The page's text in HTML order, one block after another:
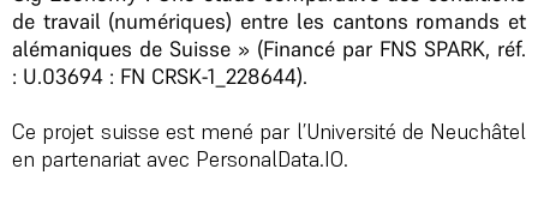
de travail (numériques) entre les cantons romands et
alémaniques de Suisse » (Financé par FNS SPARK, réf.
: U.03694 : FN CRSK-1_228644).
Ce projet suisse est mené par l’Université de Neuchâtel
en partenariat avec PersonalData.IO.